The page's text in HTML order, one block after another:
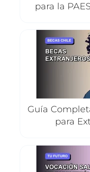
para la
Guía
para